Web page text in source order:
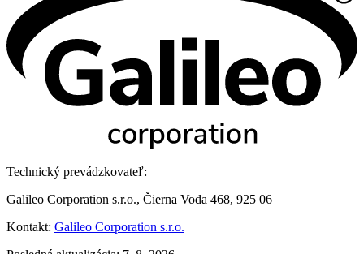
Technický prevádzkovateľ:
Galileo Corporation s.r.o., Čierna Voda 468, 925 06
Kontakt: Galileo Corporation s.r.o.